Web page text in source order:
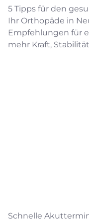
5 Tipps für den
Ihr Orthopäde in
Empfehlungen für
mehr Kraft,
Schnelle